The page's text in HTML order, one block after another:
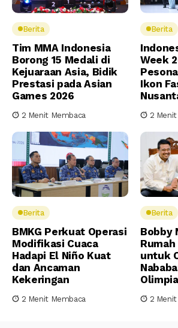
Berita
Tim MMA Indonesia
Borong 15 Medali di
Kejuaraan Asia, Bidik
Prestasi pada Asian
Games 2026
2 Menit Membaca
Berita
Week
Ikon
2 Menit
Berita
BMKG Perkuat Operasi
Modifikasi Cuaca
Hadapi El Niño Kuat
dan Ancaman
Kekeringan
2 Menit Membaca
Berita
Bobby
untuk
2 Menit